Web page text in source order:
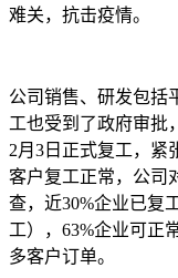
难关，抗击疫情。
公司销售、研发包括
工也受到了政府审批
2月3日正式复工，紧
客户复工正常，公司
查，近30%企业已复
工），63%企业可正
多客户订单。